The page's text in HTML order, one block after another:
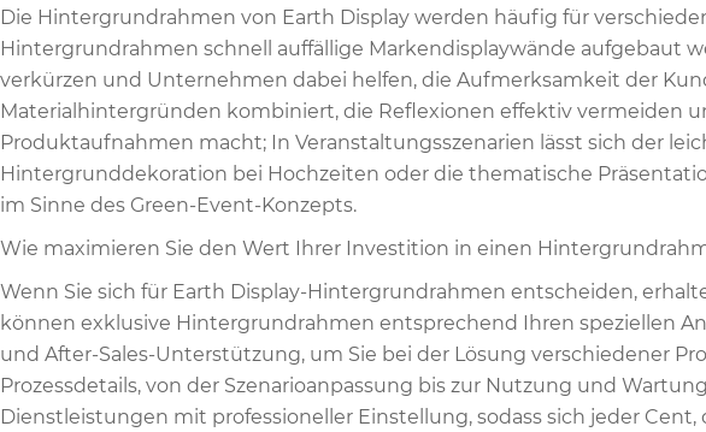
Die Hintergrundrahmen von Earth Display werden häufig für
Hintergrundrahmen schnell auffällige Markendisplaywände aufgebaut
verkürzen und Unternehmen dabei helfen, die Aufmerksamkeit der
Materialhintergründen kombiniert, die Reflexionen effektiv vermeiden
Produktaufnahmen macht; In Veranstaltungsszenarien lässt sich der
Hintergrunddekoration bei Hochzeiten oder die thematische
im Sinne des Green-Event-Konzepts.
Wie maximieren Sie den Wert Ihrer Investition in einen
Wenn Sie sich für Earth Display-Hintergrundrahmen entscheiden,
können exklusive Hintergrundrahmen entsprechend Ihren speziellen
und After-Sales-Unterstützung, um Sie bei der Lösung verschiedener
Prozessdetails, von der Szenarioanpassung bis zur Nutzung und
Dienstleistungen mit professioneller Einstellung, sodass sich jeder Cent,